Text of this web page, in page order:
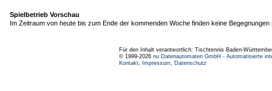
Spielbetrieb Vorschau
Im Zeitraum von heute bis zum Ende der kommenden Woche finden keine Begegnungen
Für den Inhalt verantwortlich: Tischtennis Baden-
© 1999-2026 nu Datenautomaten GmbH - Automatisierte
Kontakt, Impressum, Datenschutz